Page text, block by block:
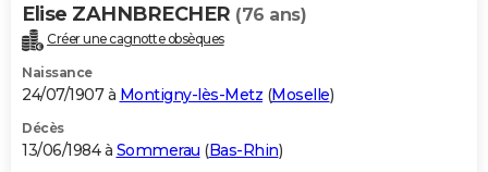
Elise ZAHNBRECHER (76 ans)
Créer une cagnotte obsèques
Naissance
24/07/1907 à Montigny-lès-Metz (Moselle)
Décès
13/06/1984 à Sommerau (Bas-Rhin)